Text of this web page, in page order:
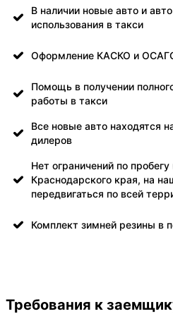
В наличии новые авто и
использования в такси
Оформление КАСКО и
Помощь в получении
работы в такси
Все новые авто находятся
дилеров
Нет ограничений по
Краснодарского края, на
передвигаться по всей
Комплект зимней резины в
Требования к